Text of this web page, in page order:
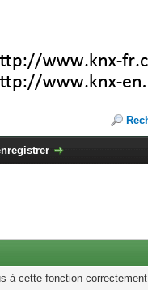
à cette fonction